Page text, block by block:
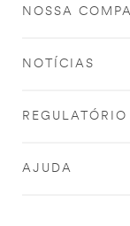
NOSSA
NOTÍCIAS
REGULATÓRIO
AJUDA